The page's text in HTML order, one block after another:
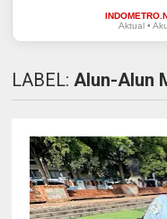
Aktual •
LABEL: Alun-Alun